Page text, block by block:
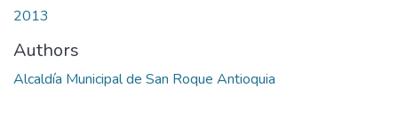
2013
Authors
Alcaldía Municipal de San Roque Antioquia